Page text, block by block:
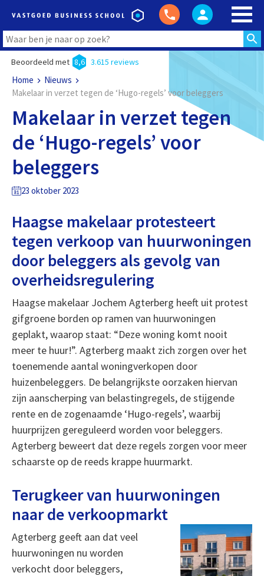
Beoordeeld met 8,6 3.615 reviews
Home
Nieuws
Makelaar in verzet tegen de ‘Hugo-regels’ voor beleggers
Makelaar in verzet tegen
de ‘Hugo-regels’ voor
beleggers
23 oktober 2023
Haagse makelaar protesteert
tegen verkoop van huurwoningen
door beleggers als gevolg van
overheidsregulering
Haagse makelaar Jochem Agterberg heeft uit protest
gifgroene borden op ramen van huurwoningen
geplakt, waarop staat: “Deze woning komt nooit
meer te huur!”. Agterberg maakt zich zorgen over het
toenemende aantal woningverkopen door
huizenbeleggers. De belangrijkste oorzaken hiervan
zijn aanscherping van belastingregels, de stijgende
rente en de zogenaamde ‘Hugo-regels’, waarbij
huurprijzen gereguleerd worden voor beleggers.
Agterberg beweert dat deze regels zorgen voor meer
schaarste op de reeds krappe huurmarkt.
Terugkeer van huurwoningen
naar de verkoopmarkt
Agterberg geeft aan dat veel
huurwoningen nu worden
verkocht door beleggers,